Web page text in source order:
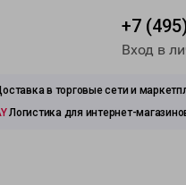
+7
Вход в
в торговые сети и
Логистика для интернет-